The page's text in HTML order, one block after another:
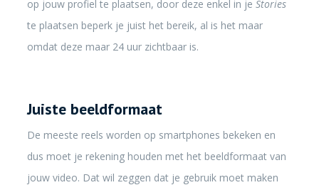
op jouw profiel te plaatsen, door deze enkel in je Stories
te plaatsen beperk je juist het bereik, al is het maar
omdat deze maar 24 uur zichtbaar is.
Juiste beeldformaat
De meeste reels worden op smartphones bekeken en
dus moet je rekening houden met het beeldformaat van
jouw video. Dat wil zeggen dat je gebruik moet maken